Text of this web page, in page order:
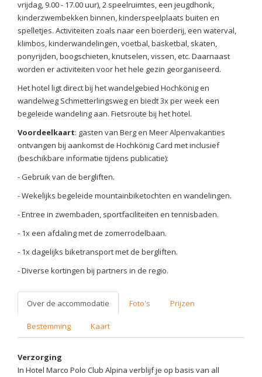
vrijdag, 9.00 - 17.00 uur), 2 speelruimtes, een jeugdhonk,
kinderzwembekken binnen, kinderspeelplaats buiten en
spelletjes. Activiteiten zoals naar een boerderij, een waterval,
klimbos, kinderwandelingen, voetbal, basketbal, skaten,
ponyrijden, boogschieten, knutselen, vissen, etc. Daarnaast
worden er activiteiten voor het hele gezin georganiseerd.
Het hotel ligt direct bij het wandelgebied Hochkönig en
wandelweg Schmetterlingsweg en biedt 3x per week een
begeleide wandeling aan. Fietsroute bij het hotel.
Voordeelkaart: gasten van Berg en Meer Alpenvakanties
ontvangen bij aankomst de Hochkönig Card met inclusief
(beschikbare informatie tijdens publicatie):
- Gebruik van de bergliften.
- Wekelijks begeleide mountainbiketochten en wandelingen.
- Entree in zwembaden, sportfaciliteiten en tennisbaden.
- 1x een afdaling met de zomerrodelbaan.
- 1x dagelijks biketransport met de bergliften.
- Diverse kortingen bij partners in de regio.
Over de accommodatie Foto's Prijzen
Bestemming Kaart
Verzorging
In Hotel Marco Polo Club Alpina verblijf je op basis van all